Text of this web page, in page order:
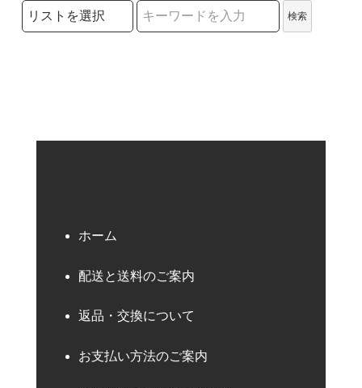
検索リストの選択
検索
ホーム
配送と送料のご案内
返品・交換について
お支払い方法のご案内